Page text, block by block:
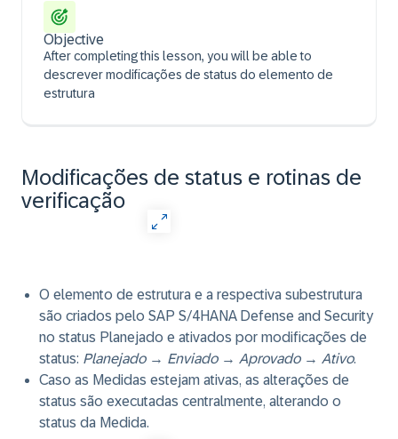
Objective
After completing this lesson, you will be able to
descrever modificações de status do elemento de
estrutura
Modificações de status e rotinas de
verificação
O elemento de estrutura e a respectiva subestrutura
são criados pelo SAP S/4HANA Defense and Security
no status Planejado e ativados por modificações de
status: Planejado→ Enviado→ Aprovado→ Ativo.
Caso as Medidas estejam ativas, as alterações de
status são executadas centralmente, alterando o
status da Medida.